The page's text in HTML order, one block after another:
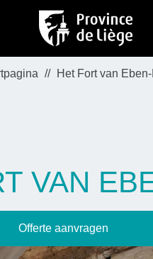
Het Fort van Eben-
VAN
Offerte aanvragen